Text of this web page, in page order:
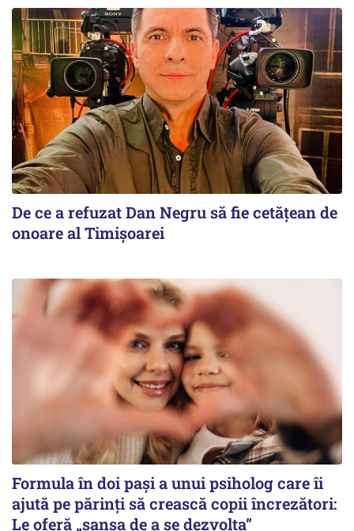
De ce a refuzat Dan Negru să fie cetățean de
onoare al Timișoarei
Formula în doi pași a unui psiholog care îi
ajută pe părinți să crească copii încrezători:
Le oferă „șansa de a se dezvolta”